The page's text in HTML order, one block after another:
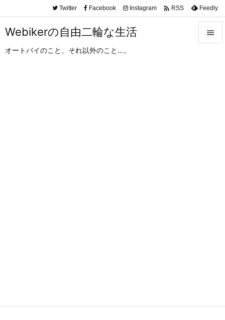
Webikerの自由二輪な生活
オートバイのこと、それ以外のこと…。

Twitter Facebook Instagram  RSS Feedly